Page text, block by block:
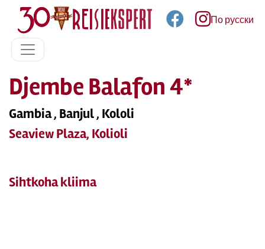
По русски
Djembe Balafon 4*
Gambia , Banjul , Kololi
Seaview Plaza, Kolioli
Sihtkoha kliima